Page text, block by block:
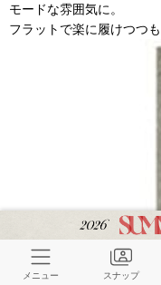
モードな雰囲気に。
フラットで楽に履けつつ
メニュー スナップ